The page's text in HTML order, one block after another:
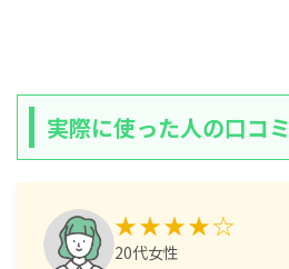
実際に使った人の口コミ
★★★★☆
20代女性